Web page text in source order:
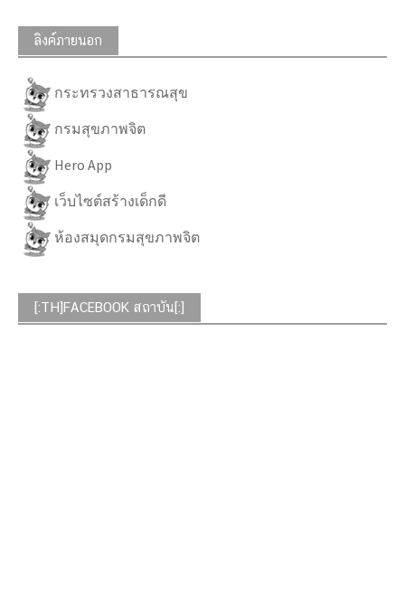
ลิงค์ภายนอก
กระทรวงสาธารณสุข
กรมสุขภาพจิต
Hero App
เว็บไซต์สร้างเด็กดี
ห้องสมุดกรมสุขภาพจิต
[:TH]FACEBOOK สถาบัน[:]